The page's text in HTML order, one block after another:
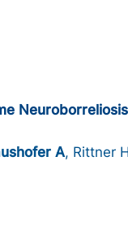
A, Rittner